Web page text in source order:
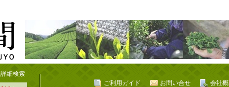
詳細検索
会社
お問い合せ
ご利用ガイド